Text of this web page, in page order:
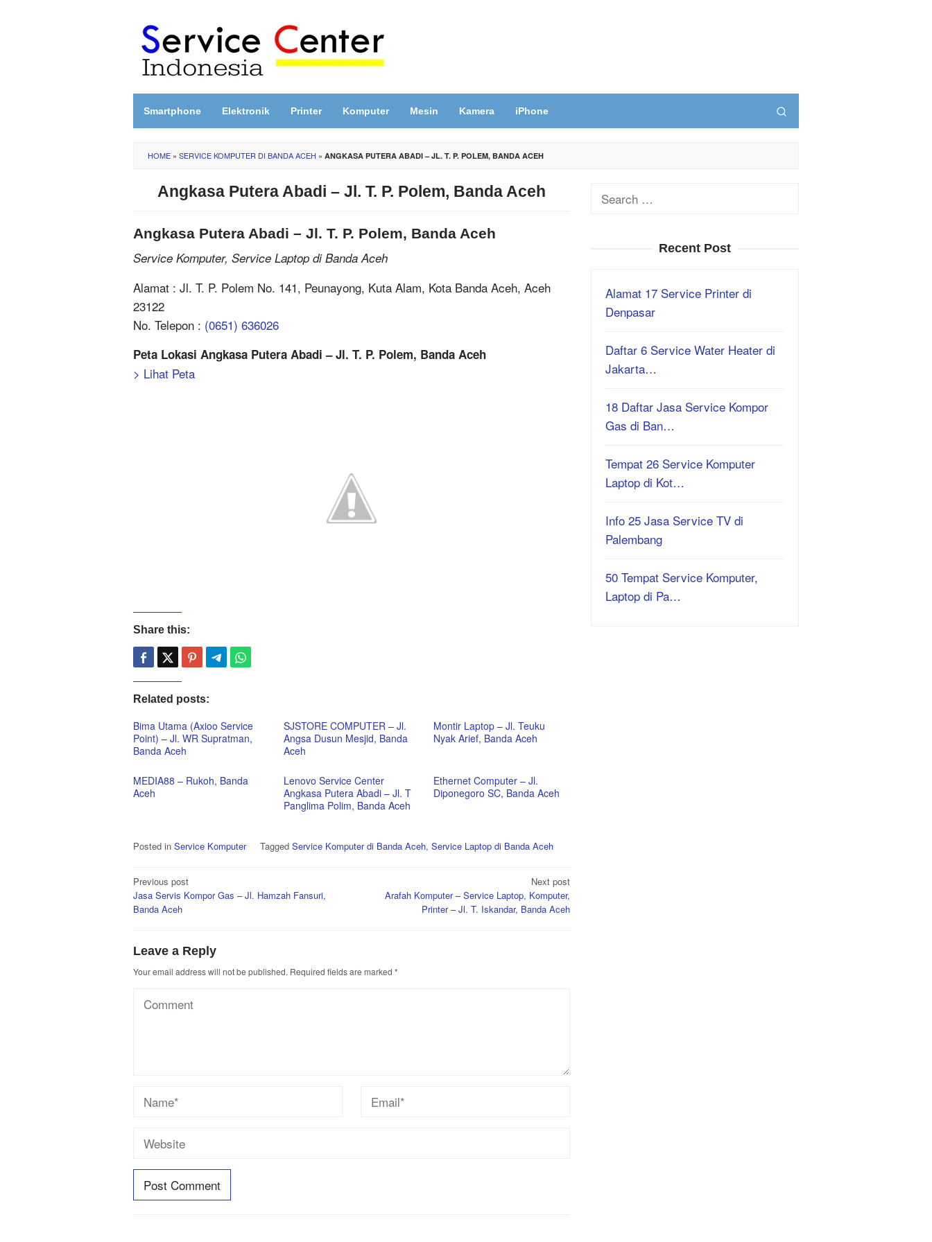
content
Smartphone Elektronik Printer Komputer Mesin Kamera iPhone
HOME » SERVICE KOMPUTER DI BANDA ACEH » ANGKASA PUTERA ABADI – JL. T. P. POLEM, BANDA ACEH
Angkasa Putera Abadi – Jl. T. P. Polem, Banda Aceh
Angkasa Putera Abadi – Jl. T. P. Polem, Banda Aceh
Service Komputer, Service Laptop di Banda Aceh
Alamat : Jl. T. P. Polem No. 141, Peunayong, Kuta Alam, Kota Banda Aceh, Aceh
23122
No. Telepon : (0651) 636026
Peta Lokasi Angkasa Putera Abadi – Jl. T. P. Polem, Banda Aceh
> Lihat Peta
Share this:
Related posts:
Bima Utama (Axioo Service
Point) – Jl. WR Supratman,
Banda Aceh
SJSTORE COMPUTER – Jl.
Angsa Dusun Mesjid, Banda
Aceh
Montir Laptop – Jl. Teuku
Nyak Arief, Banda Aceh
MEDIA88 – Rukoh, Banda
Aceh
Lenovo Service Center
Angkasa Putera Abadi – Jl. T
Panglima Polim, Banda Aceh
Ethernet Computer – Jl.
Diponegoro SC, Banda Aceh
Posted in Service Komputer Tagged Service Komputer di Banda Aceh, Service Laptop di Banda Aceh
Post
navigation
Previous post
Jasa Servis Kompor Gas – Jl. Hamzah Fansuri,
Banda Aceh
Next post
Arafah Komputer – Service Laptop, Komputer,
Printer – Jl. T. Iskandar, Banda Aceh
Leave a Reply
Your email address will not be published. Required fields are marked *
Search
Recent Post
Alamat 17 Service Printer di
Denpasar
Daftar 6 Service Water Heater di
Jakarta…
18 Daftar Jasa Service Kompor
Gas di Ban…
Tempat 26 Service Komputer
Laptop di Kot…
Info 25 Jasa Service TV di
Palembang
50 Tempat Service Komputer,
Laptop di Pa…